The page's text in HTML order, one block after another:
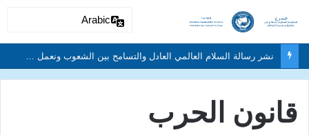
قانون الحرب
Arabic